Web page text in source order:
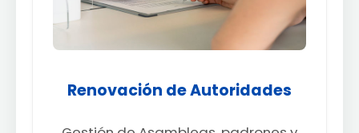
Renovación de Autoridades